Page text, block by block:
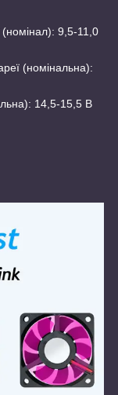
(номінал): 9,5-11,0
(номінальна):
14,5-15,5 В